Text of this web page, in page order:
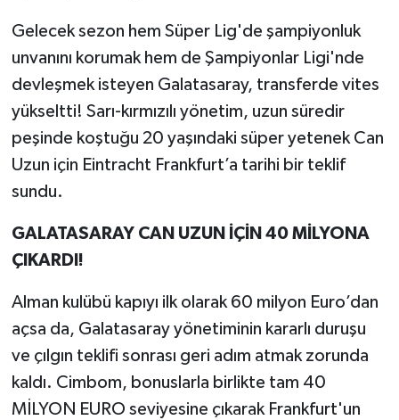
Gelecek sezon hem Süper Lig'de şampiyonluk
unvanını korumak hem de Şampiyonlar Ligi'nde
devleşmek isteyen Galatasaray, transferde vites
yükseltti! Sarı-kırmızılı yönetim, uzun süredir
peşinde koştuğu 20 yaşındaki süper yetenek Can
Uzun için Eintracht Frankfurt’a tarihi bir teklif
sundu.
GALATASARAY CAN UZUN İÇİN 40 MİLYONA
ÇIKARDI!
Alman kulübü kapıyı ilk olarak 60 milyon Euro’dan
açsa da, Galatasaray yönetiminin kararlı duruşu
ve çılgın teklifi sonrası geri adım atmak zorunda
kaldı. Cimbom, bonuslarla birlikte tam 40
MİLYON EURO seviyesine çıkarak Frankfurt'un